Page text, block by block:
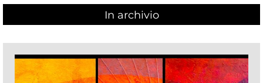
In archivio